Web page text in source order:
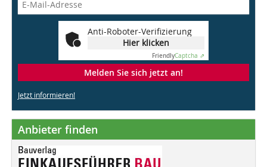
Anti-Roboter-Verifizierung
Hier klicken
FriendlyCaptcha ⇗
Melden Sie sich jetzt an!
Jetzt informieren!
Anbieter finden